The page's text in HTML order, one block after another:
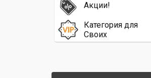
Акции!
Категория для
Своих